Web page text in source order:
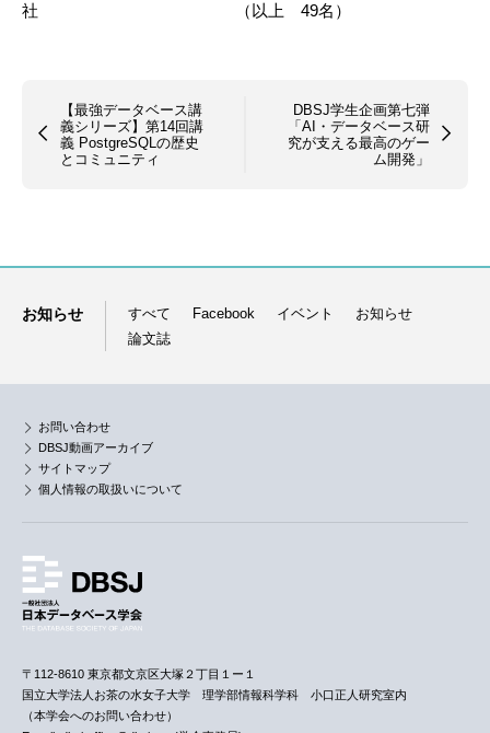
社 （以上 49名）
【最強データベース講
義シリーズ】第14回講
義 PostgreSQLの歴史
とコミュニティ
DBSJ学生企画第七弾
「AI・データベース研
究が支える最高のゲー
ム開発」
お知らせ すべて Facebook イベント
お知らせ
論文誌
お問い合わせ
DBSJ動画アーカイブ
サイトマップ
個人情報の取扱いについて
〒112-8610 東京都文京区大塚２丁目１ー１
国立大学法人お茶の水女子大学 理学部情報科学科 小口正人研究室内
（本学会へのお問い合わせ）